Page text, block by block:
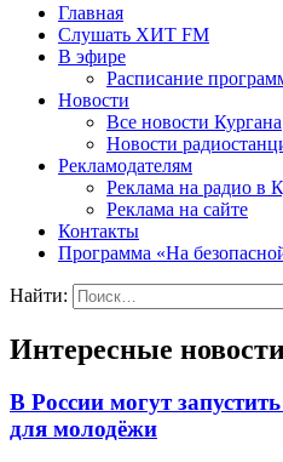
Главная
Слушать ХИТ FM
В эфире
Расписание
Новости
Все новости Кургана
Новости
Рекламодателям
Реклама на радио в
Реклама на сайте
Контакты
Программа «На
Найти:
Интересные
В России могут
для молодёжи